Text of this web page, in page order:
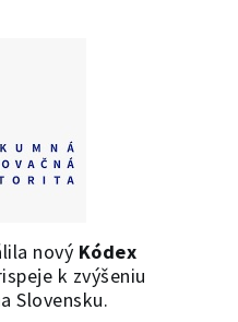
nový Kódex
k zvýšeniu
Slovensku.